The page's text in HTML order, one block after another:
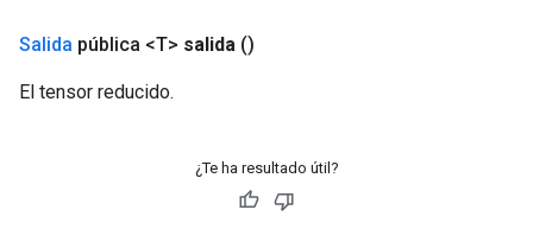
Salida pública <T> salida ()
El tensor reducido.
¿Te ha resultado útil?